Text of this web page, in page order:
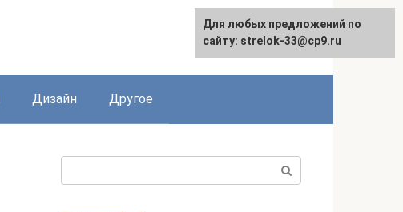
Дизайн Другое
Для любых предложений по
сайту: strelok-33@cp9.ru
Для любых предложений по
сайту: strelok-33@cp9.ru